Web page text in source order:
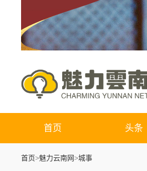
首页 头条
首页>魅力云南网>城事